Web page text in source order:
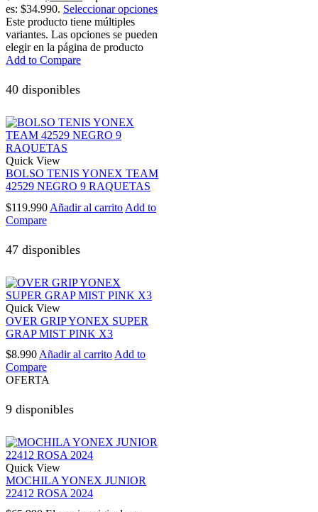
es: $34.990. Seleccionar opciones
Este producto tiene múltiples
variantes. Las opciones se pueden
elegir en la página de producto
Add to Compare
40 disponibles
Quick View
BOLSO TENIS YONEX TEAM
42529 NEGRO 9 RAQUETAS
$119.990 Añadir al carrito Add to
Compare
47 disponibles
Quick View
OVER GRIP YONEX SUPER
GRAP MIST PINK X3
$8.990 Añadir al carrito Add to
Compare
OFERTA
9 disponibles
Quick View
MOCHILA YONEX JUNIOR
22412 ROSA 2024